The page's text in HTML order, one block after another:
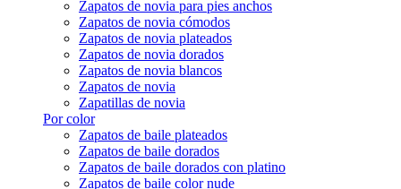
Zapatos de novia para pies anchos
Zapatos de novia cómodos
Zapatos de novia plateados
Zapatos de novia dorados
Zapatos de novia blancos
Zapatos de novia
Zapatillas de novia
Por color
Zapatos de baile plateados
Zapatos de baile dorados
Zapatos de baile dorados con platino
Zapatos de baile color nude